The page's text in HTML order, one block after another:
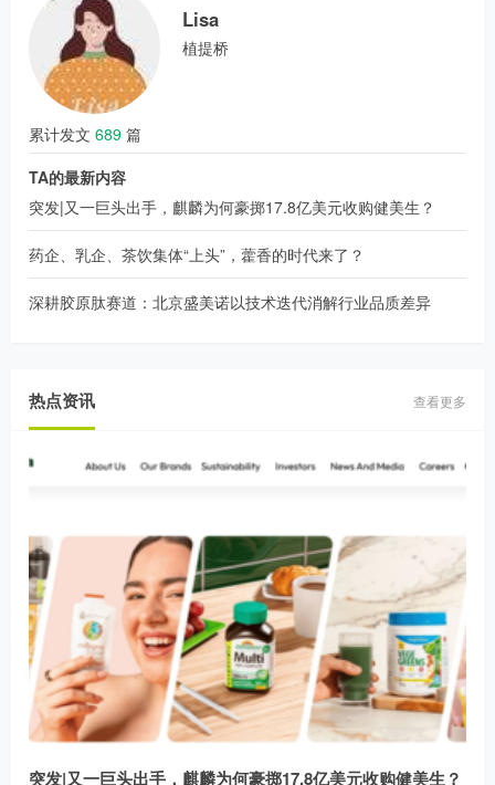
Lisa
植提桥
累计发文 689 篇
TA的最新内容
突发|又一巨头出手，麒麟为何豪掷17.8亿美元收购健美生？
药企、乳企、茶饮集体“上头”，藿香的时代来了？
深耕胶原肽赛道：北京盛美诺以技术迭代消解行业品质差异
热点资讯 查看更多
突发|又一巨头出手，麒麟为何豪掷17.8亿美元收购健美生？